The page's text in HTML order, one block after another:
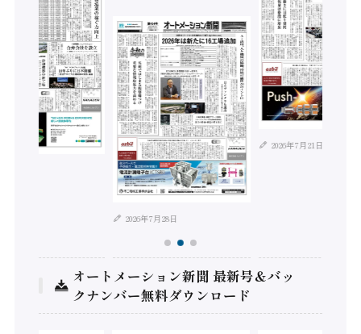
2026年7月28日
2026年7月21日
オートメーション新聞 最新号＆バッ
クナンバー無料ダウンロード